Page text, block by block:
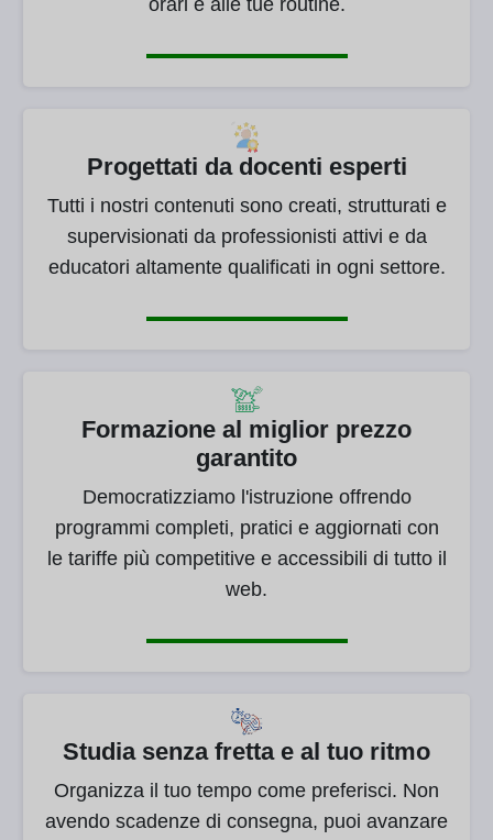
orari e alle tue routine.
Progettati da docenti esperti
Tutti i nostri contenuti sono creati, strutturati e
supervisionati da professionisti attivi e da
educatori altamente qualificati in ogni settore.
Formazione al miglior prezzo
garantito
Democratizziamo l'istruzione offrendo
programmi completi, pratici e aggiornati con
le tariffe più competitive e accessibili di tutto il
web.
Studia senza fretta e al tuo ritmo
Organizza il tuo tempo come preferisci. Non
avendo scadenze di consegna, puoi avanzare